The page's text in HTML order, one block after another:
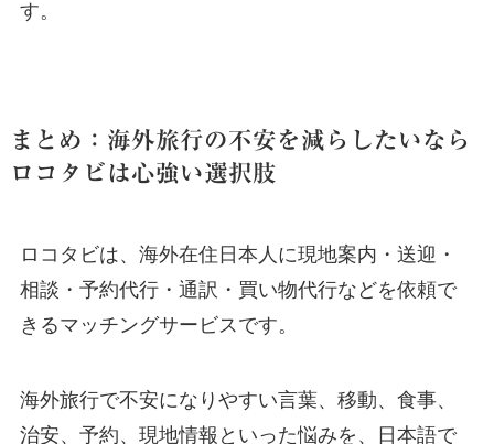
す。
まとめ：海外旅行の不安を減らしたいなら
ロコタビは心強い選択肢
ロコタビは、海外在住日本人に現地案内・送迎・
相談・予約代行・通訳・買い物代行などを依頼で
きるマッチングサービスです。
海外旅行で不安になりやすい言葉、移動、食事、
治安、予約、現地情報といった悩みを、日本語で